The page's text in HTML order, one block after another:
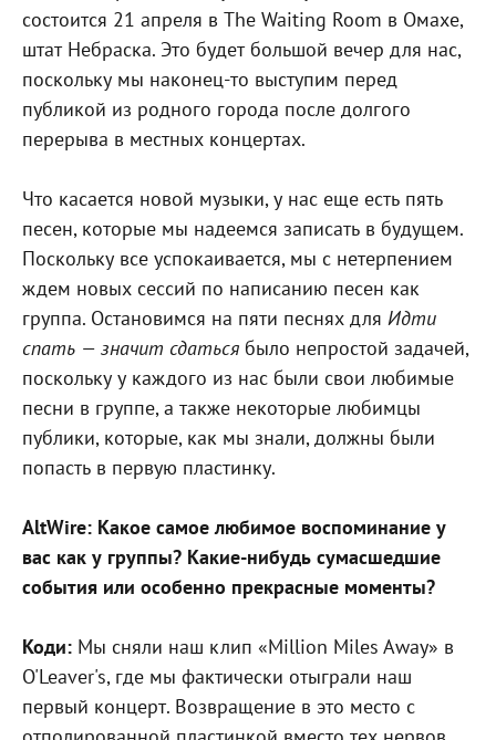
состоится 21 апреля в The Waiting Room в Омахе,
штат Небраска. Это будет большой вечер для нас,
поскольку мы наконец-то выступим перед
публикой из родного города после долгого
перерыва в местных концертах.
Что касается новой музыки, у нас еще есть пять
песен, которые мы надеемся записать в будущем.
Поскольку все успокаивается, мы с нетерпением
ждем новых сессий по написанию песен как
группа. Остановимся на пяти песнях для Идти
спать — значит сдаться было непростой задачей,
поскольку у каждого из нас были свои любимые
песни в группе, а также некоторые любимцы
публики, которые, как мы знали, должны были
попасть в первую пластинку.
AltWire: Какое самое любимое воспоминание у
вас как у группы? Какие-нибудь сумасшедшие
события или особенно прекрасные моменты?
Коди: Мы сняли наш клип «Million Miles Away» в
O'Leaver's, где мы фактически отыграли наш
первый концерт. Возвращение в это место с